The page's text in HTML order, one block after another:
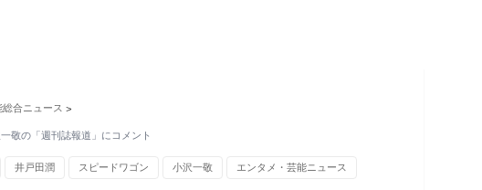
総合ニュース >
敬の「週刊誌報道」にコメント
井戸田潤 スピードワゴン 小沢一敬 エンタメ・芸能ニュース